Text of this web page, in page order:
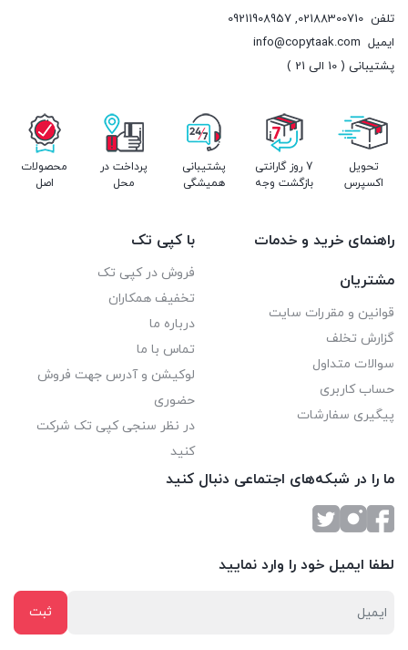
تلفن 02188300710
,
09211908957
ایمیل info@copytaak.com
پشتیبانی ( 10 الی 21 )
تحویل
اکسپرس
7 روز گارانتی
بازگشت وجه
پشتیبانی
همیشگی
پرداخت در
محل
محصولات
اصل
راهنمای خرید و خدمات
مشتریان
قوانین و مقررات سایت
گزارش تخلف
سوالات متداول
حساب کاربری
پیگیری سفارشات
با کپی تک
فروش در کپی تک
تخفیف همکاران
درباره ما
تماس با ما
لوکیشن و آدرس جهت فروش
حضوری
در نظر سنجی کپی تک شرکت
کنید
ما را در شبکه‌های اجتماعی دنبال کنید
لطفا ایمیل خود را وارد نمایید